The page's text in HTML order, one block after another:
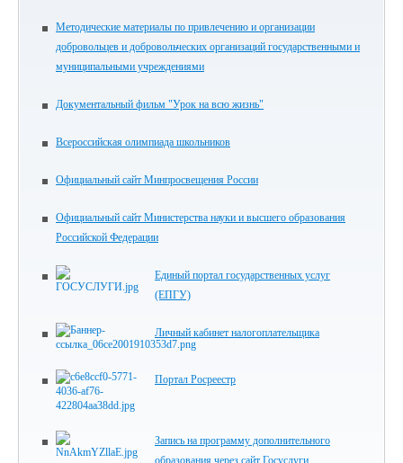
Методические материалы по привлечению и организации
добровольцев и добровольческих организаций государственными и
муниципальными учреждениями
Документальный фильм "Урок на всю жизнь"
Всероссийская олимпиада школьников
Официальный сайт Минпросвещения России
Официальный сайт Министерства науки и высшего образования
Российской Федерации
Единый портал государственных услуг
(ЕПГУ)
Личный кабинет налогоплательщика
Портал Росреестр
Запись на программу дополнительного
образования через сайт Госуслуги